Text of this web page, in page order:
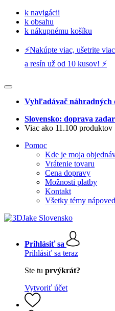
k navigácii
k obsahu
k nákupnému košíku
⚡️Nakúpte viac, ušetrite
a resín už od 10 kusov! ⚡️
Vyhľadávač náhradných
Slovensko: doprava
Viac ako 11.100 produktov
Pomoc
Kde je moja
Vrátenie tovaru
Cena dopravy
Možnosti platby
Kontakt
Všetky témy
Prihlásiť sa
Prihlásiť sa teraz
Ste tu prvýkrát?
Vytvoriť účet